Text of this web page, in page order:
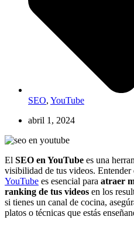
SEO, YouTube
abril 1, 2024
El SEO en YouTube es una
visibilidad de tus videos.
YouTube es esencial para atraer
ranking de tus videos en los
si tienes un canal de cocina,
platos o técnicas que estás